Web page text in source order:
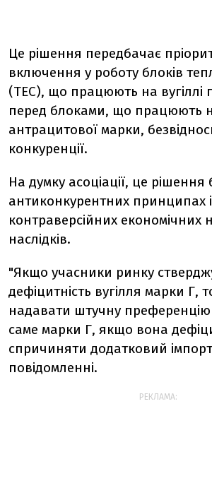
Це рішення передбачає
включення у роботу блоків
(ТЕС), що працюють на вугіллі
перед блоками, що працюють
антрацитової марки,
конкуренції.
На думку асоціації, це рішення
антиконкурентних принципах і
контраверсійних економічних
наслідків.
"Якщо учасники ринку
дефіцитність вугілля марки Г,
надавати штучну
саме марки Г, якщо вона
спричиняти додатковий
повідомленні.
РЕКЛАМА: